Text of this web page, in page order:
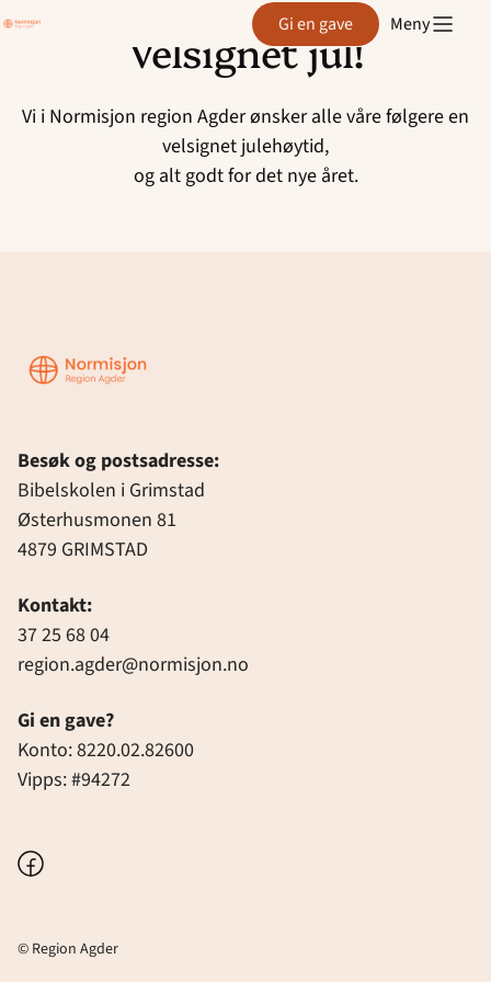
innhold
Agder Gi en gave Meny
Velsignet jul!
Vi i Normisjon region Agder ønsker alle våre følgere en
velsignet julehøytid,
og alt godt for det nye året.
Region
Agder
Besøk og postsadresse:
Bibelskolen i Grimstad
Østerhusmonen 81
4879 GRIMSTAD
Kontakt:
37 25 68 04
region.agder@normisjon.no
Gi en gave?
Konto: 8220.02.82600
Vipps: #94272
Facebook
© Region Agder